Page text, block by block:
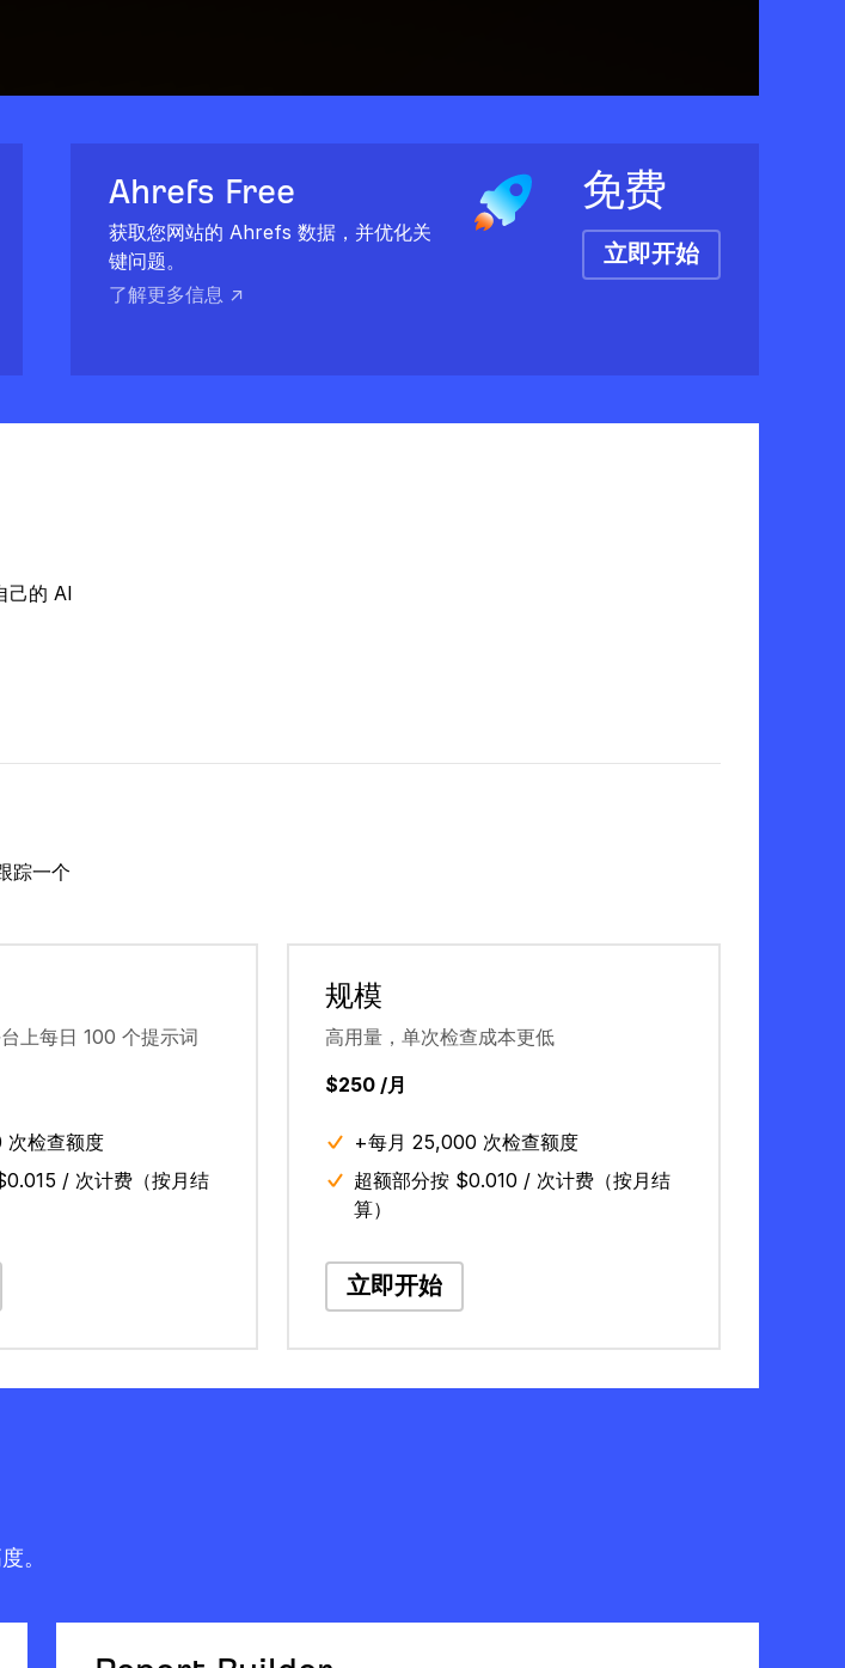
Ahrefs Free
获取您网站的 Ahrefs 数据，并优化关
键问题。
了解更多信息 ↗
免费
立即开始
己的 AI
踪一个
上每日 100 个提示词
检查额度
/ 次计费（按月结
规模
高用量，单次检查成本更低
$250 /月
+每月 25,000 次检查额度
超额部分按 $0.010 / 次计费（按月结
算）
立即开始
。